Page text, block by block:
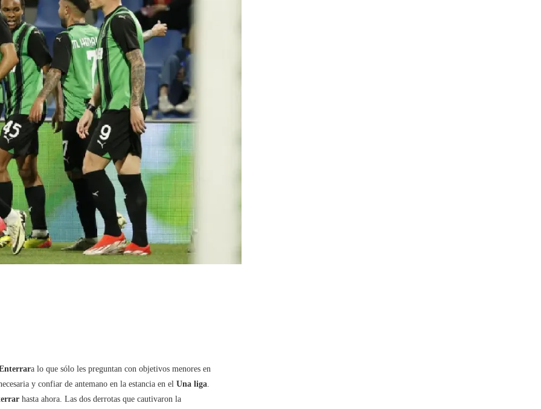
a lo que sólo les preguntan con objetivos menores en
y confiar de antemano en la estancia en el Una liga.
hasta ahora. Las dos derrotas que cautivaron la